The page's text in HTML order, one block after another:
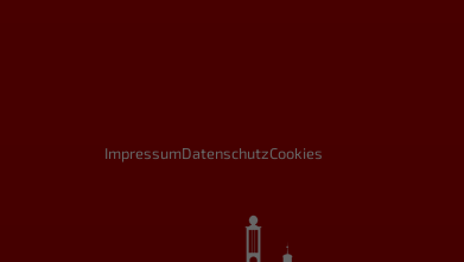
ImpressumDatenschutzCookies